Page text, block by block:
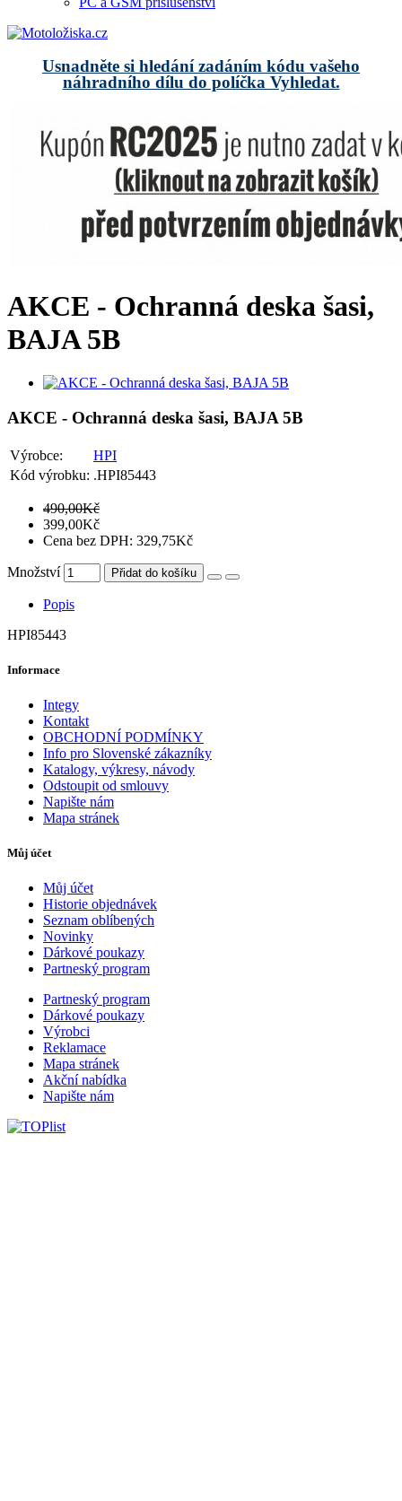
Usnadněte si hledání zadáním kódu vašeho
náhradního dílu do políčka Vyhledat.
AKCE - Ochranná deska šasi,
BAJA 5B
AKCE - Ochranná deska šasi, BAJA 5B
Výrobce:
HPI
Kód výrobku: .HPI85443
490,00Kč
399,00Kč
Cena bez DPH: 329,75Kč
Množství Přidat do košíku
Popis
HPI85443
Informace
Integy
Kontakt
OBCHODNÍ PODMÍNKY
Info pro Slovenské zákazníky
Katalogy, výkresy, návody
Odstoupit od smlouvy
Napište nám
Mapa stránek
Můj účet
Můj účet
Historie objednávek
Seznam oblíbených
Novinky
Dárkové poukazy
Partneský program
Partneský program
Dárkové poukazy
Výrobci
Reklamace
Mapa stránek
Akční nabídka
Napište nám